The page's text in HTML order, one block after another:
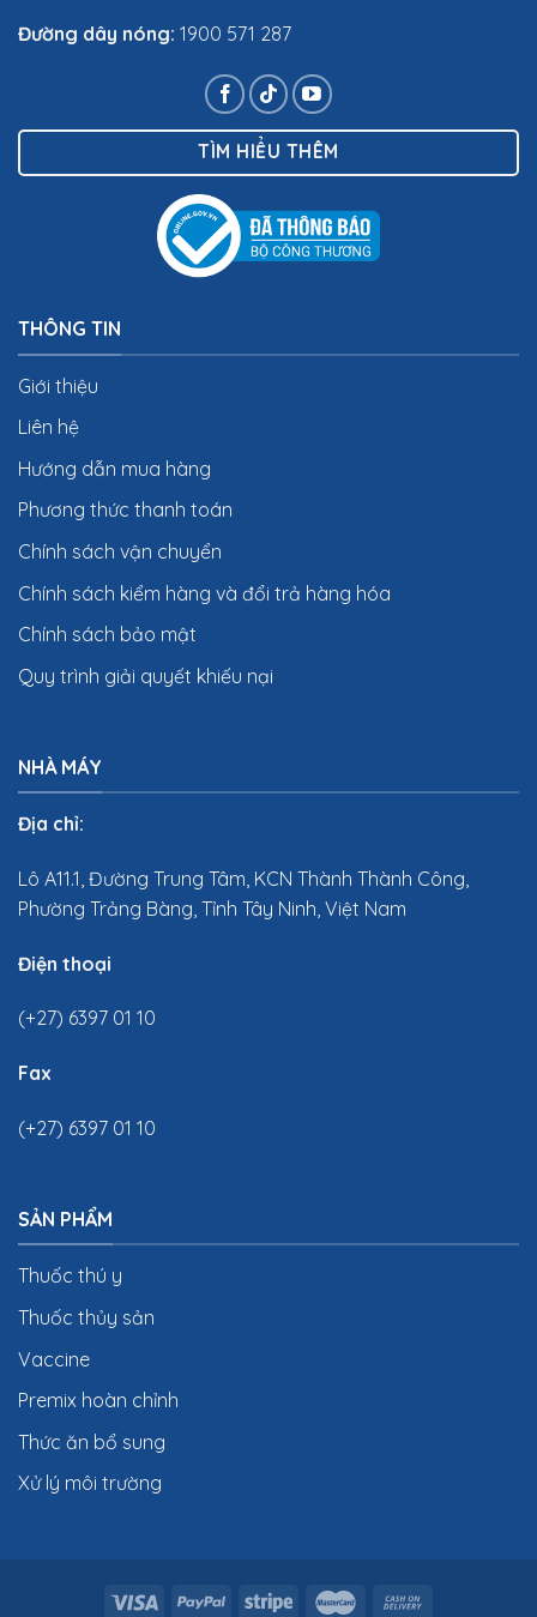
Đường dây nóng: 1900 571 287
TÌM HIỂU THÊM
THÔNG TIN
Giới thiệu
Liên hệ
Hướng dẫn mua hàng
Phương thức thanh toán
Chính sách vận chuyển
Chính sách kiểm hàng và đổi trả hàng hóa
Chính sách bảo mật
Quy trình giải quyết khiếu nại
NHÀ MÁY
Địa chỉ:
Lô A11.1, Đường Trung Tâm, KCN Thành Thành Công,
Phường Trảng Bàng, Tỉnh Tây Ninh, Việt Nam
Điện thoại
(+27) 6397 01 10
Fax
(+27) 6397 01 10
SẢN PHẨM
Thuốc thú y
Thuốc thủy sản
Vaccine
Premix hoàn chỉnh
Thức ăn bổ sung
Xử lý môi trường